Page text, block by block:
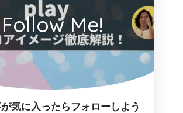
Follow Me!
気に入ったらフォローしよう